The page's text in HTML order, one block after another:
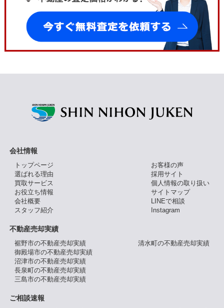
会社情報
トップページ
選ばれる理由
買取サービス
お役立ち情報
会社概要
スタッフ紹介
お客様の声
採用サイト
個人情報の取り扱い
サイトマップ
LINEで相談
Instagram
不動産売却実績
裾野市の不動産売却実績
御殿場市の不動産売却実績
沼津市の不動産売却実績
長泉町の不動産売却実績
三島市の不動産売却実績
清水町の不動産売却実績
ご相談速報